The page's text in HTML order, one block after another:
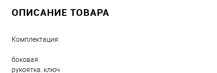
ОПИСАНИЕ ТОВАРА
Комплектация:
боковая
рукоятка. ключ